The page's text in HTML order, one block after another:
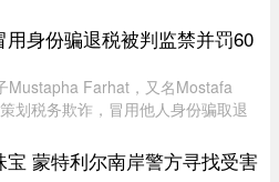
汤Sophie Côté和伴侣原计划首次前
和国Samaná度 ...
用身份骗退税被判监禁并罚60
Mustapha Farhat，又名Mostafa
划税务欺诈，冒用他人身份骗取退
宝 蒙特利尔南岸警方寻找受害